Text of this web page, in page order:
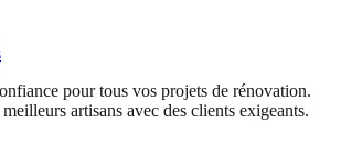
pour tous vos projets de rénovation.
artisans avec des clients exigeants.